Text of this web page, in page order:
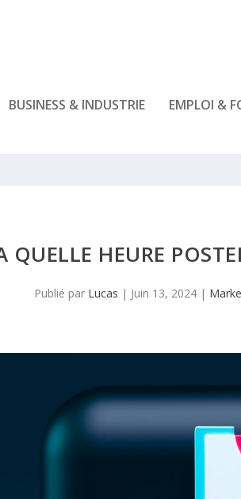
BUSINESS & INDUSTRIE EMPLOI &
QUELLE HEURE
Publié par Lucas | Juin 13, 2024 |